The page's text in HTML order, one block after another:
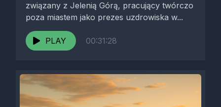
związany z Jelenią Górą, pracujący twórczo
poza miastem jako prezes uzdrowiska w...
PLAY 00:31:28